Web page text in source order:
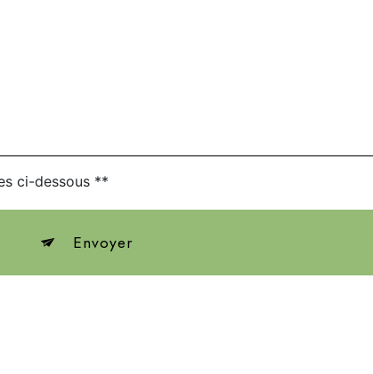
ci-dessous **
Envoyer